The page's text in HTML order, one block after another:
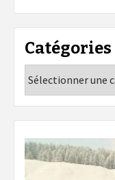
Catégories